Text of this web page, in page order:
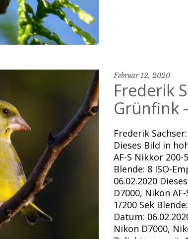
Februar 12, 2020
Frederik
Grünfink
Frederik
Dieses Bild in
AF-S Nikkor 200-
Blende: 8 ISO-
06.02.2020
D7000, Nikon
1/200 Sek
Datum:
Nikon D7000,